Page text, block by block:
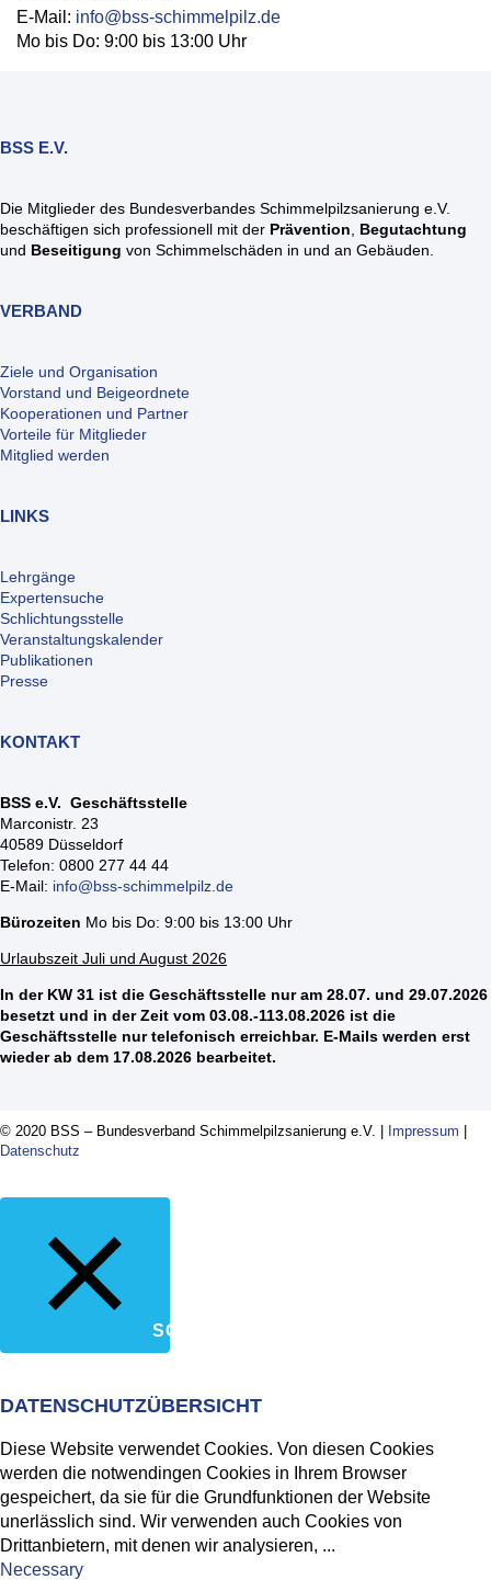
E-Mail: info@bss-schimmelpilz.de
Mo bis Do: 9:00 bis 13:00 Uhr
BSS E.V.
Die Mitglieder des Bundesverbandes Schimmelpilzsanierung e.V.
beschäftigen sich professionell mit der Prävention, Begutachtung
und Beseitigung von Schimmelschäden in und an Gebäuden.
VERBAND
Ziele und Organisation
Vorstand und Beigeordnete
Kooperationen und Partner
Vorteile für Mitglieder
Mitglied werden
LINKS
Lehrgänge
Expertensuche
Schlichtungsstelle
Veranstaltungskalender
Publikationen
Presse
KONTAKT
BSS e.V. Geschäftsstelle
Marconistr. 23
40589 Düsseldorf
Telefon: 0800 277 44 44
E-Mail: info@bss-schimmelpilz.de
Bürozeiten Mo bis Do: 9:00 bis 13:00 Uhr
Urlaubszeit Juli und August 2026
In der KW 31 ist die Geschäftsstelle nur am 28.07. und 29.07.2026
besetzt und in der Zeit vom 03.08.-113.08.2026 ist die
Geschäftsstelle nur telefonisch erreichbar. E-Mails werden erst
wieder ab dem 17.08.2026 bearbeitet.
© 2020 BSS – Bundesverband Schimmelpilzsanierung e.V. | Impressum
Datenschutz
SCHLIESSEN
DATENSCHUTZÜBERSICHT
Diese Website verwendet Cookies. Von diesen Cookies
werden die notwendingen Cookies in Ihrem Browser
gespeichert, da sie für die Grundfunktionen der Website
unerlässlich sind. Wir verwenden auch Cookies von
Drittanbietern, mit denen wir analysieren, ...
Necessary